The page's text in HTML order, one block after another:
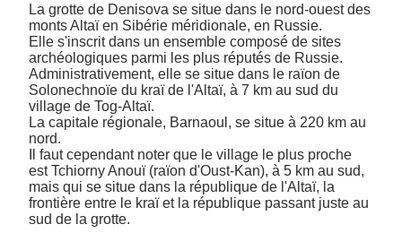
La grotte de Denisova se situe dans le nord-ouest des
monts Altaï en Sibérie méridionale, en Russie.
Elle s'inscrit dans un ensemble composé de sites
archéologiques parmi les plus réputés de Russie.
Administrativement, elle se situe dans le raïon de
Solonechnoïe du kraï de l'Altaï, à 7 km au sud du
village de Tog-Altaï.
La capitale régionale, Barnaoul, se situe à 220 km au
nord.
Il faut cependant noter que le village le plus proche
est Tchiorny Anouï (raïon d'Oust-Kan), à 5 km au sud,
mais qui se situe dans la république de l'Altaï, la
frontière entre le kraï et la république passant juste au
sud de la grotte.